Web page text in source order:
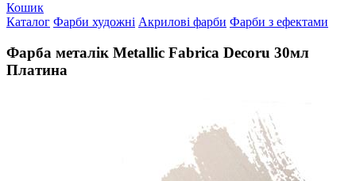
Кошик
Каталог Фарби художні Акрилові фарби Фарби з ефектами
Фарба металік Metallic Fabrica Decoru 30мл
Платина